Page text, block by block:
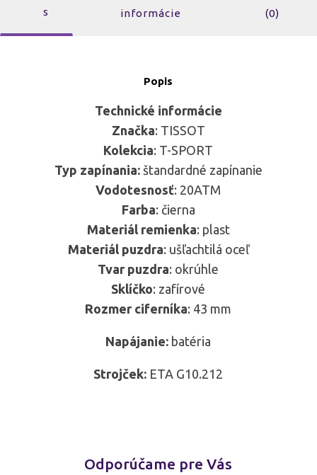
s
informácie
(0)
Popis
Technické informácie
Značka: TISSOT
Kolekcia: T-SPORT
Typ zapínania: štandardné zapínanie
Vodotesnosť: 20ATM
Farba: čierna
Materiál remienka: plast
Materiál puzdra: ušľachtilá oceľ
Tvar puzdra: okrúhle
Sklíčko: zafírové
Rozmer ciferníka: 43 mm
Napájanie: batéria
Strojček: ETA G10.212
Odporúčame pre Vás